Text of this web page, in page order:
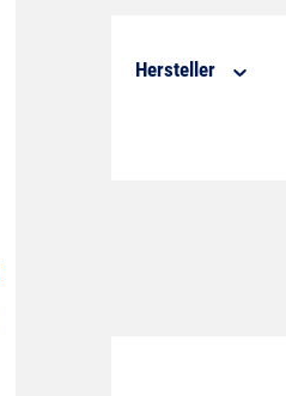
Hersteller